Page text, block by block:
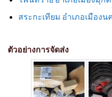
สระกะเทียม อำเภอเมือง
ตัวอย่างการจัดส่ง